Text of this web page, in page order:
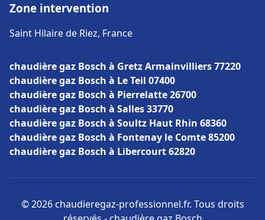
Zone intervention
Saint Hilaire de Riez, France
chaudière gaz Bosch à Gretz Armainvilliers 77220
chaudière gaz Bosch à Le Teil 07400
chaudière gaz Bosch à Pierrelatte 26700
chaudière gaz Bosch à Salles 33770
chaudière gaz Bosch à Soultz Haut Rhin 68360
chaudière gaz Bosch à Fontenay le Comte 85200
chaudière gaz Bosch à Libercourt 62820
© 2026 chaudieregaz-professionnel.fr. Tous droits